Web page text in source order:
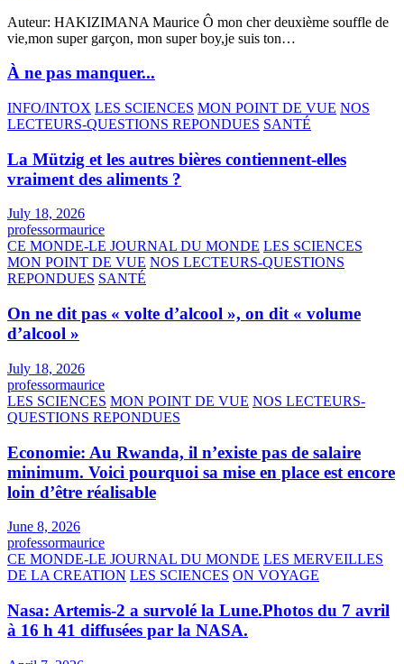
Auteur: HAKIZIMANA Maurice Ô mon cher deuxième souffle de
vie,mon super garçon, mon super boy,je suis ton…
À ne pas manquer...
INFO/INTOX LES SCIENCES MON POINT DE VUE NOS
LECTEURS-QUESTIONS REPONDUES SANTÉ
La Mützig et les autres bières contiennent-elles
vraiment des aliments ?
July 18, 2026
professormaurice
CE MONDE-LE JOURNAL DU MONDE LES SCIENCES
MON POINT DE VUE NOS LECTEURS-QUESTIONS
REPONDUES SANTÉ
On ne dit pas « volte d’alcool », on dit « volume
d’alcool »
July 18, 2026
professormaurice
LES SCIENCES MON POINT DE VUE NOS LECTEURS-
QUESTIONS REPONDUES
Economie: Au Rwanda, il n’existe pas de salaire
minimum. Voici pourquoi sa mise en place est encore
loin d’être réalisable
June 8, 2026
professormaurice
CE MONDE-LE JOURNAL DU MONDE LES MERVEILLES
DE LA CREATION LES SCIENCES ON VOYAGE
Nasa: Artemis-2 a survolé la Lune.Photos du 7 avril
à 16 h 41 diffusées par la NASA.